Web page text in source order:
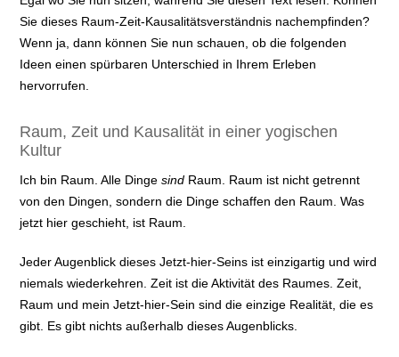
Sie dieses Raum-Zeit-Kausalitätsverständnis nachempfinden?
Wenn ja, dann können Sie nun schauen, ob die folgenden
Ideen einen spürbaren Unterschied in Ihrem Erleben
hervorrufen.
Raum, Zeit und Kausalität in einer yogischen
Kultur
Ich bin Raum. Alle Dingesind Raum. Raum ist nicht getrennt
von den Dingen, sondern die Dinge schaffen den Raum. Was
jetzt hier geschieht, ist Raum.
Jeder Augenblick dieses Jetzt-hier-Seins ist einzigartig und wird
niemals wiederkehren. Zeit ist die Aktivität des Raumes. Zeit,
Raum und mein Jetzt-hier-Sein sind die einzige Realität, die es
gibt. Es gibt nichts außerhalb dieses Augenblicks.